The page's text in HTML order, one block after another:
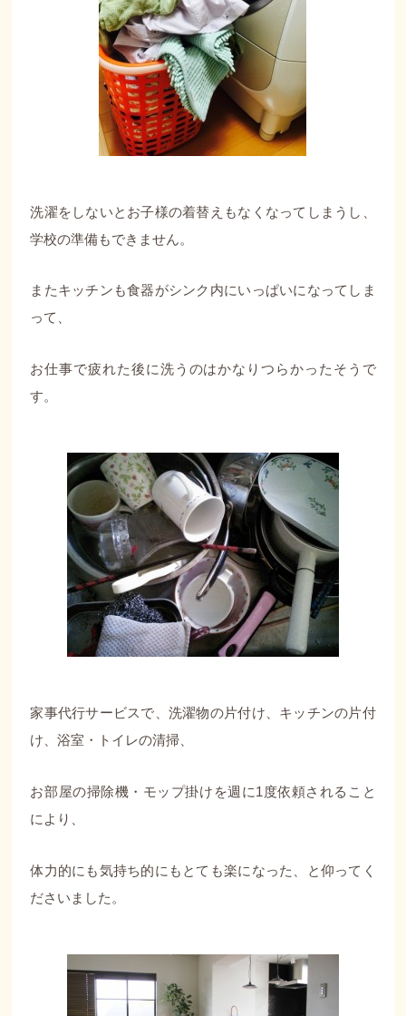
洗濯をしないとお子様の着替えもなくなってしまうし、
学校の準備もできません。
またキッチンも食器がシンク内にいっぱいになってしま
って、
お仕事で疲れた後に洗うのはかなりつらかったそうで
す。
家事代行サービスで、洗濯物の片付け、キッチンの片付
け、浴室・トイレの清掃、
お部屋の掃除機・モップ掛けを週に1度依頼されること
により、
体力的にも気持ち的にもとても楽になった、と仰ってく
ださいました。